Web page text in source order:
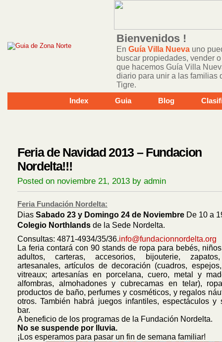
Bienvenidos !
En Guía Villa Nueva uno
buscar propiedades, vender
que hacemos Guía Villa
diario para unir a las familias
Tigre.
Index
Guia Blog
Feria de Navidad 2013 – Fundacion
Nordelta!!!
Posted on noviembre 21, 2013 by admin
Feria Fundación Nordelta:
Dias Sabado 23 y Domingo 24 de Noviembre De 10 a
Colegio Northlands de la Sede Nordelta.
Consultas: 4871-4934/35/36.info@fundacionnordelta.org
La feria contará con 90 stands de ropa para bebés,
adultos, carteras, accesorios, bijouterie,
artesanales, artículos de decoración (cuadros,
vitreaux; artesanías en porcelana, cuero, metal y
alfombras, almohadones y cubrecamas en telar),
productos de baño, perfumes y cosméticos, y regalos
otros. También habrá juegos infantiles, espectáculos y
bar.
A beneficio de los programas de la Fundación Nordelta.
No se suspende por lluvia.
¡Los esperamos para pasar un fin de semana familiar!